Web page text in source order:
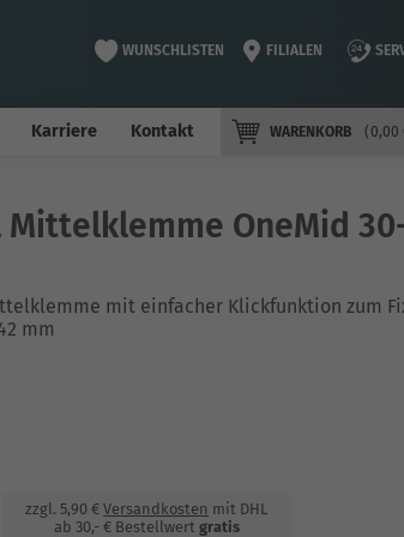
WUNSCHLISTEN FILIALEN
WARENKORB 0,00
Karriere Kontakt
Mittelklemme OneMid
mit einfacher Klickfunktion zum
mm
zzgl. 5,90 €Versandkosten mit DHL
ab 30,- € Bestellwert gratis